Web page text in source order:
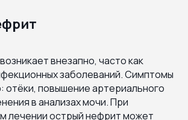
внезапно, часто как
заболеваний. Симптомы
отёки, повышение артериального
в анализах мочи. При
лечении острый нефрит может